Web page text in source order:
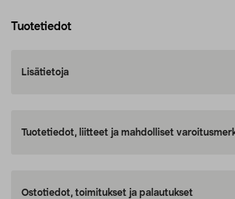
Tuotetiedot
Lisätietoja
Tuotetiedot, liitteet ja mahdolliset
Ostotiedot, toimitukset ja palautukset